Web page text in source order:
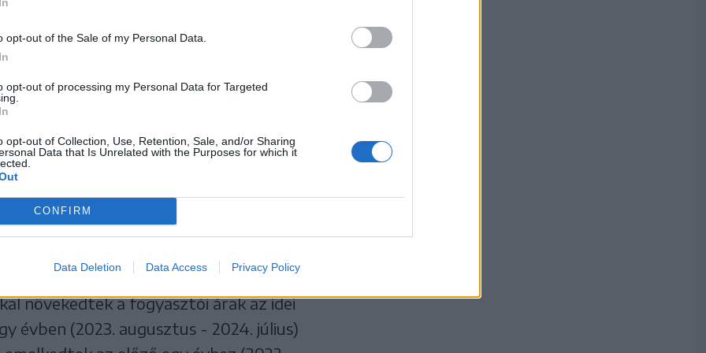
opt-out of the Sale of my Personal Data.
opt-out of processing my Personal Data for Targeted
opt-out of Collection, Use, Retention, Sale, and/or Sharing
Data that Is Unrelated with the Purposes for which it
CONFIRM
Data Deletion Data Access Privacy Policy
élelmiszerek 1,71
élelmiszer jellegű
drágultak, a
8,52 százalékkal nőtt
képest.
viszonyítva 3,2 százalékkal, 2023
növekedtek a fogyasztói árak az idei
évben (2023. augusztus - 2024. július)